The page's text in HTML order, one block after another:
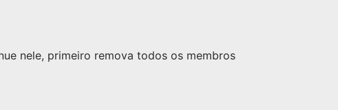
nele, primeiro remova todos os membros